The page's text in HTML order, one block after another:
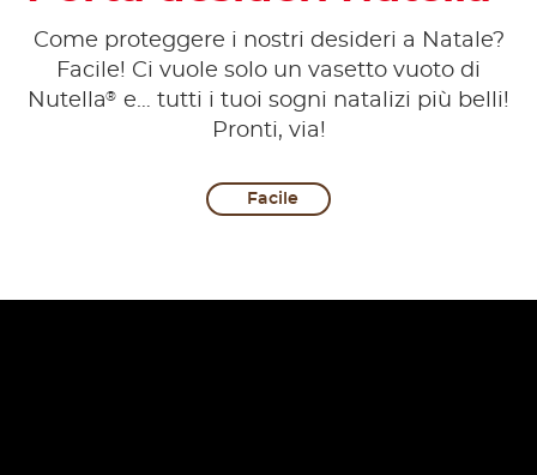
Come proteggere i nostri desideri a Natale?
Facile! Ci vuole solo un vasetto vuoto di
Nutella® e… tutti i tuoi sogni natalizi più belli!
Pronti, via!
Facile